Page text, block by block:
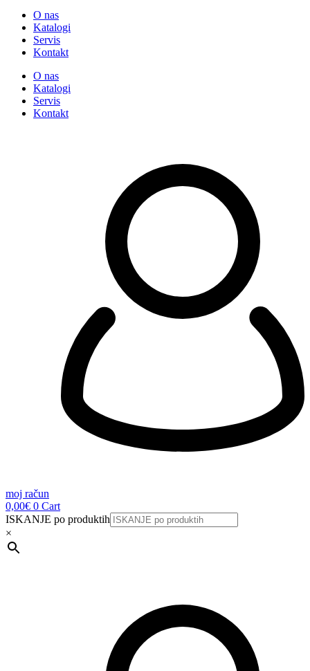
O nas
Katalogi
Servis
Kontakt
O nas
Katalogi
Servis
Kontakt
moj račun
0,00€ 0 Cart
ISKANJE po produktih
×